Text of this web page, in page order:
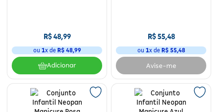
R$48,99
ou 1x de R$ 48,99
Adicionar
R$55,48
ou 1x de R$ 55,48
Avise-me